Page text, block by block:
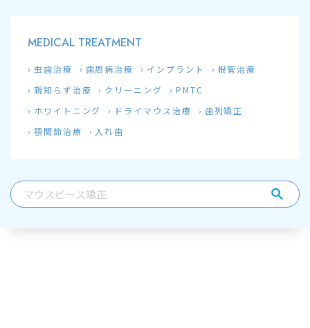
MEDICAL TREATMENT
虫歯治療 歯周病治療 インプラント
根管治療
親知らず治療
クリーニング
PMTC
ホワイトニング
ドライマウス治療
歯列矯正
顎関節治療
入れ歯